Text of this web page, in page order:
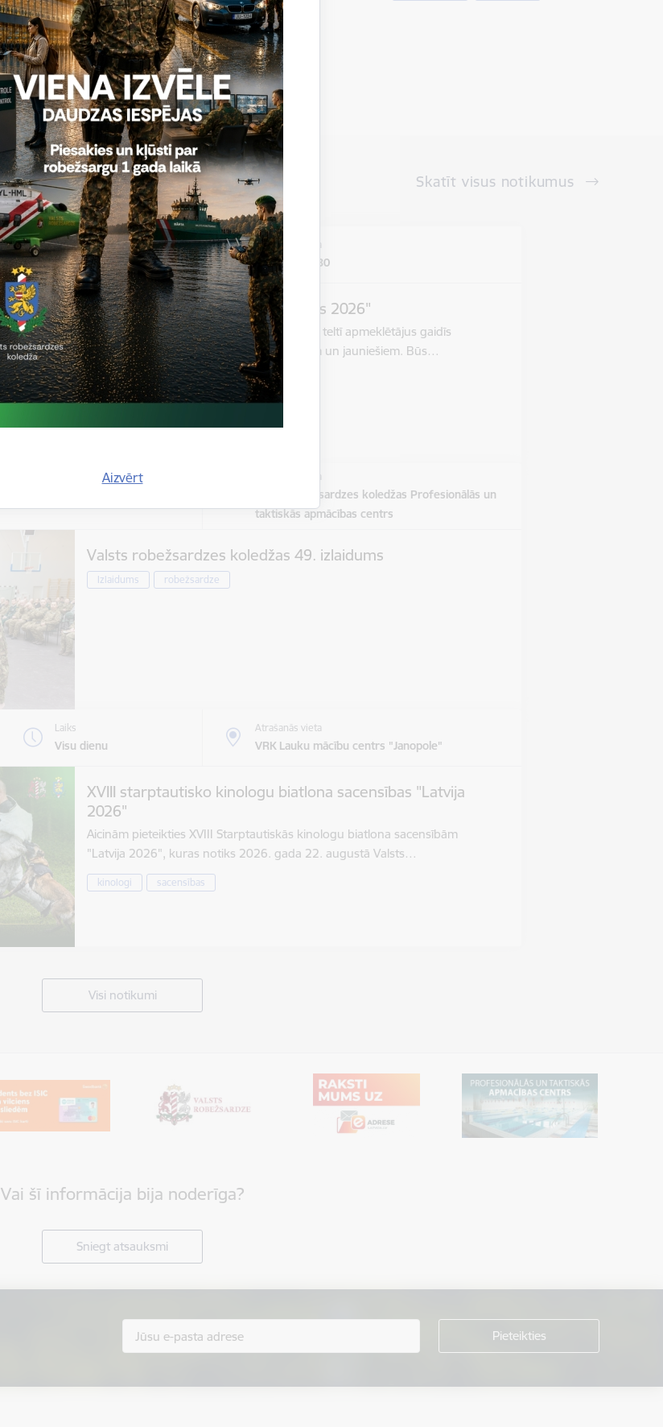
Aizvērt
Visi jaunumi
Skatīt visus notikumus
Laiks
13.00–16.00
Atrašanās vieta
Stacijas iela 30
Jauniešu iespēju festivāls "Kopums 2026"
Valsts robežsardzes koledžas informatīvajā teltī apmeklētājus gaidīs
aizraujošas un izzinošas aktivitātes bērniem un jauniešiem. Būs…
jauniešu iespēju festivāls robežsargs
Atrašanās vieta
Valsts robežsardzes koledžas Profesionālās un
taktiskās apmācības centrs
Valsts robežsardzes koledžas 49. izlaidums
Izlaidums robežsardze
Laiks
Visu dienu
Atrašanās vieta
VRK Lauku mācību centrs "Janopole"
XVIII starptautisko kinologu biatlona sacensības "Latvija
2026"
Aicinām pieteikties XVIII Starptautiskās kinologu biatlona sacensībām
"Latvija 2026", kuras notiks 2026. gada 22. augustā Valsts…
kinologi sacensības
Visi notikumi
Vai šī informācija bija noderīga?
Sniegt atsauksmi